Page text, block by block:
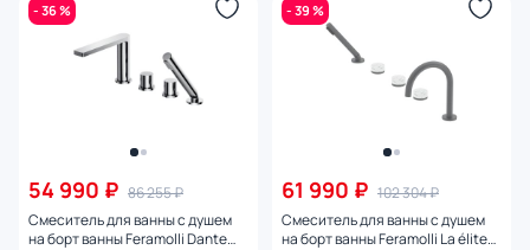
- 36 %
54 990 ₽ 86 255 ₽
Смеситель для ванны с душем
на борт ванны Feramolli Dante
- 39 %
61 990 ₽ 102 304 ₽
Смеситель для ванны с душем
на борт ванны Feramolli La élite